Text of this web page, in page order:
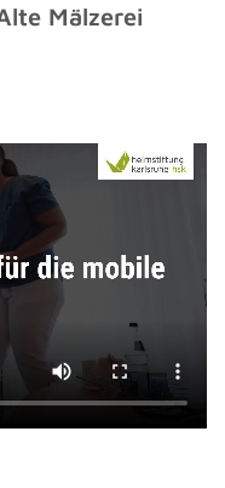
Mälzerei